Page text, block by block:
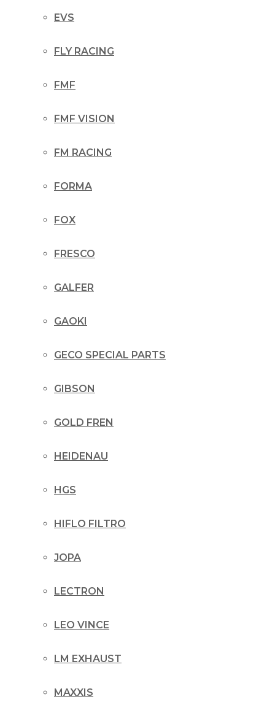
EVS
FLY RACING
FMF
FMF VISION
FM RACING
FORMA
FOX
FRESCO
GALFER
GAOKI
GECO SPECIAL PARTS
GIBSON
GOLD FREN
HEIDENAU
HGS
HIFLO FILTRO
JOPA
LECTRON
LEO VINCE
LM EXHAUST
MAXXIS